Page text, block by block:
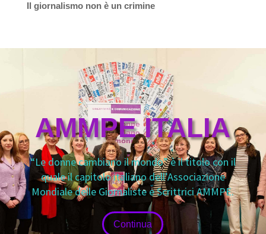
Il giornalismo non è un crimine
AMMPE ITALIA
“Le donne cambiano il mondo” è il titolo con il
quale il capitolo italiano dell’Associazione
Mondiale delle Giornaliste e Scrittrici AMMPE.
Continua